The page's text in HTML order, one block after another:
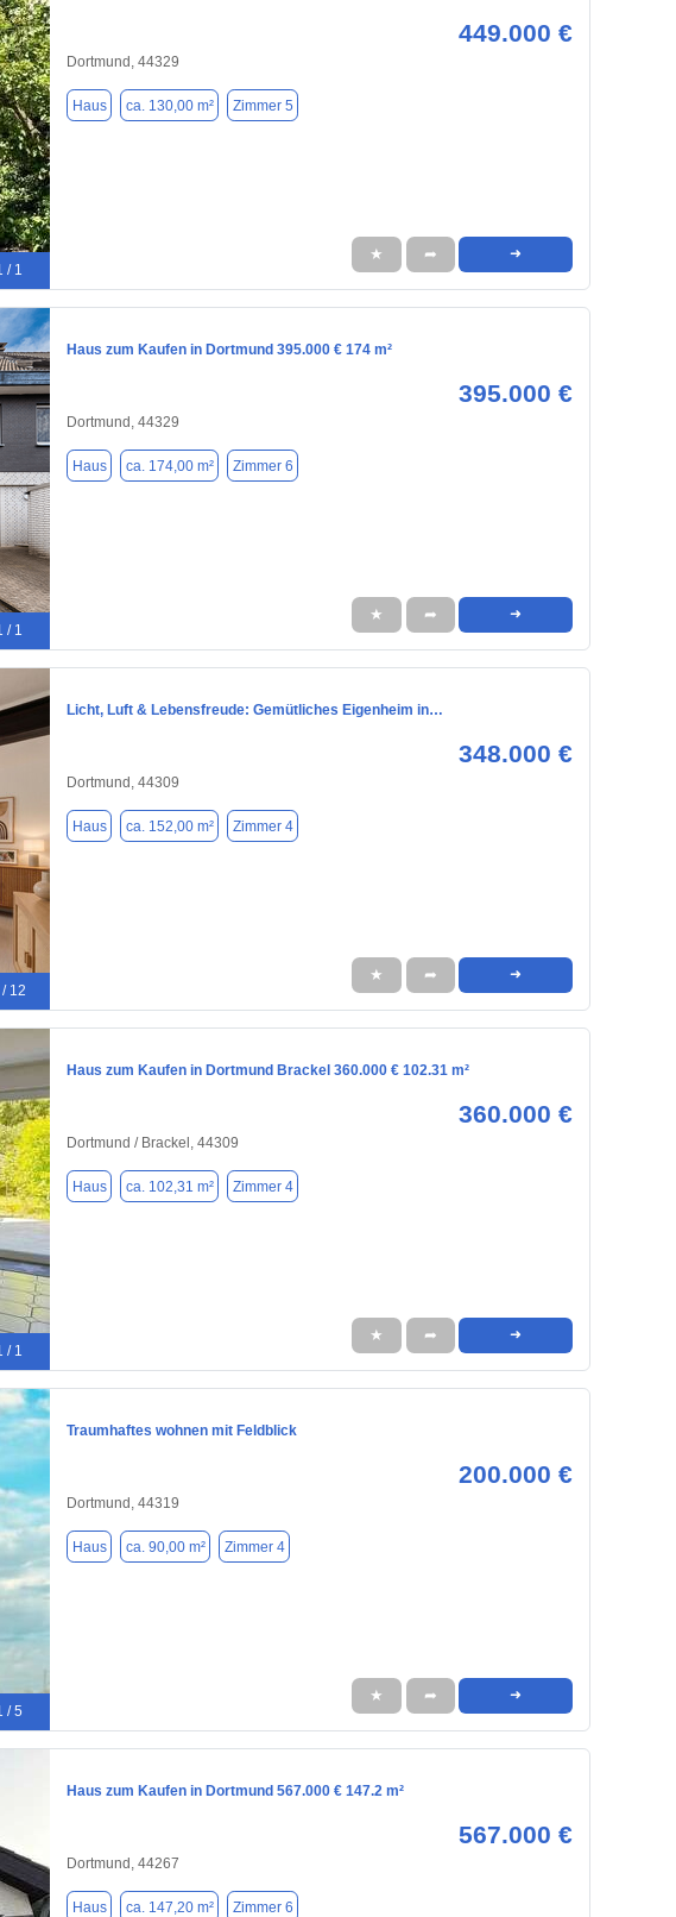
/ 1
449.000 €
Dortmund, 44329
Haus ca. 130,00 m² Zimmer 5
★ ➦ ➜
/ 1
Haus zum Kaufen in Dortmund 395.000 € 174 m²
395.000 €
Dortmund, 44329
Haus ca. 174,00 m² Zimmer 6
★ ➦ ➜
/ 12
Licht, Luft & Lebensfreude: Gemütliches Eigenheim in…
348.000 €
Dortmund, 44309
Haus ca. 152,00 m² Zimmer 4
★ ➦ ➜
/ 1
Haus zum Kaufen in Dortmund Brackel 360.000 € 102.31 m²
360.000 €
Dortmund / Brackel, 44309
Haus ca. 102,31 m² Zimmer 4
★ ➦ ➜
/ 5
Traumhaftes wohnen mit Feldblick
200.000 €
Dortmund, 44319
Haus ca. 90,00 m² Zimmer 4
★ ➦ ➜
Haus zum Kaufen in Dortmund 567.000 € 147.2 m²
567.000 €
Dortmund, 44267
Haus ca. 147,20 m² Zimmer 6